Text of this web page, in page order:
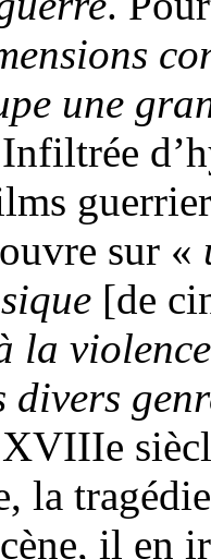
une
sur «
[de
la
divers
la
il en